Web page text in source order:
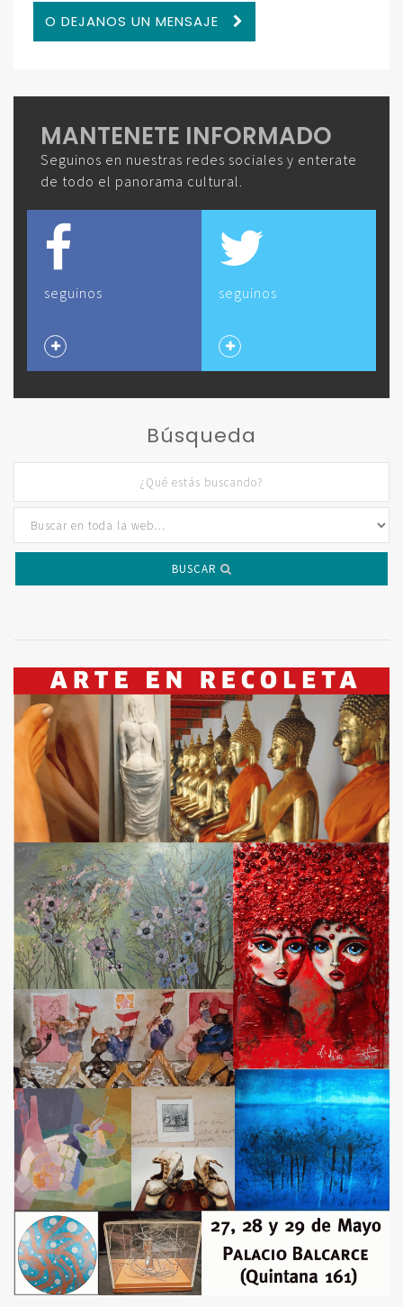
O DEJANOS UN MENSAJE
MANTENETE INFORMADO
Seguinos en nuestras redes sociales y enterate
de todo el panorama cultural.
seguinos seguinos
Búsqueda
BUSCAR